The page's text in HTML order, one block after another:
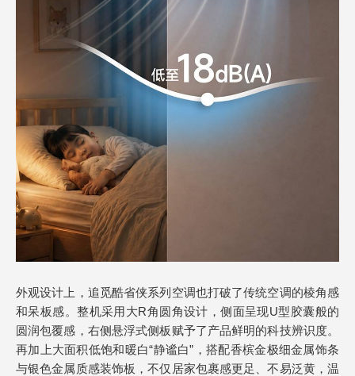
外观设计上，追觅酷省侠系列空调也打破了传统空调的棱角感
和呆板感。整机采用大R角圆角设计，侧面呈现U型胶囊般的
圆润包覆感，右侧悬浮式侧板赋予了产品鲜明的科技辨识度。
再加上大面积低饱和暖白“静谧白”，搭配香槟金极细金属饰条
与银色金属质感装饰板，不仅居家包裹感更足、不易泛黄，温